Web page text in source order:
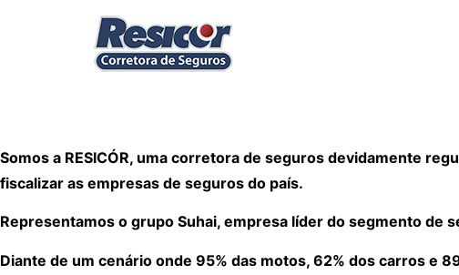
Somos a RESICÓR, uma corretora de seguros devidamente
fiscalizar as empresas de seguros do país.
Representamos o grupo Suhai, empresa líder do segmento de
Diante de um cenário onde 95% das motos, 62% dos carros e